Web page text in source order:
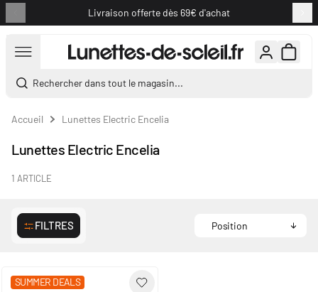
Livraison offerte dès 69€ d'achat
Rechercher dans tout le magasin...
Accueil Lunettes Electric Encelia
Lunettes Electric Encelia
1 ARTICLE
FILTRES
SUMMER DEALS